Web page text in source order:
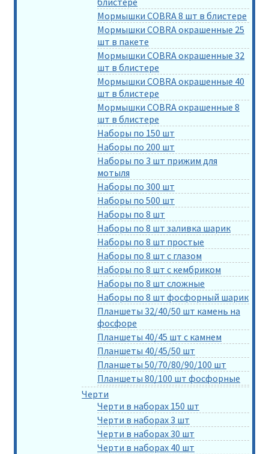
Мормышки COBRA 8 шт в блистере
Мормышки COBRA окрашенные 25
шт в пакете
Мормышки COBRA окрашенные 32
шт в блистере
Мормышки COBRA окрашенные 40
шт в блистере
Мормышки COBRA окрашенные 8
шт в блистере
Наборы по 150 шт
Наборы по 200 шт
Наборы по 3 шт прижим для
мотыля
Наборы по 300 шт
Наборы по 500 шт
Наборы по 8 шт
Наборы по 8 шт заливка шарик
Наборы по 8 шт простые
Наборы по 8 шт с глазом
Наборы по 8 шт с кембриком
Наборы по 8 шт сложные
Наборы по 8 шт фосфорный шарик
Планшеты 32/40/50 шт камень на
фосфоре
Планшеты 40/45 шт с камнем
Планшеты 40/45/50 шт
Планшеты 50/70/80/90/100 шт
Планшеты 80/100 шт фосфорные
Черти
Черти в наборах 150 шт
Черти в наборах 3 шт
Черти в наборах 30 шт
Черти в наборах 40 шт